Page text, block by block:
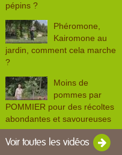
pépins ?
Phéromone,
Kairomone au
jardin, comment cela marche
?
Moins de
pommes par
POMMIER pour des récoltes
abondantes et savoureuses
Voir toutes les vidéos